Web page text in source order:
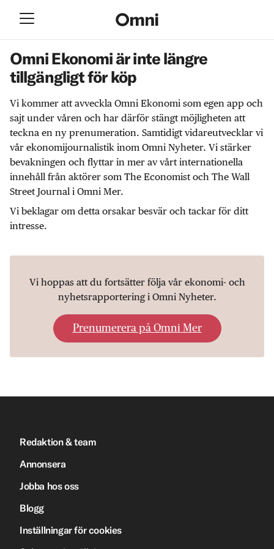
Omni Ekonomi är inte längre
tillgängligt för köp
Vi kommer att avveckla Omni Ekonomi som egen app och
sajt under våren och har därför stängt möjligheten att
teckna en ny prenumeration. Samtidigt vidareutvecklar vi
vår ekonomijournalistik inom Omni Nyheter. Vi stärker
bevakningen och flyttar in mer av vårt internationella
innehåll från aktörer som The Economist och The Wall
Street Journal i Omni Mer.
Vi beklagar om detta orsakar besvär och tackar för ditt
intresse.
Vi hoppas att du fortsätter följa vår ekonomi- och
nyhetsrapportering i Omni Nyheter.
Prenumerera på Omni Mer
Redaktion & team
Annonsera
Jobba hos oss
Blogg
Inställningar för cookies